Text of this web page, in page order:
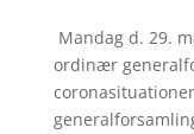
Mandag d. 29.
ordinær